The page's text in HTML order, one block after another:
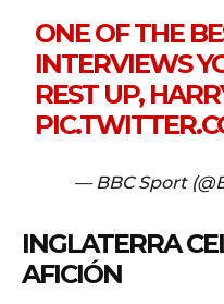
ONE OF THE
INTERVIEWS
REST UP,
— BBC Sport
INGLATERRA
AFICIÓN